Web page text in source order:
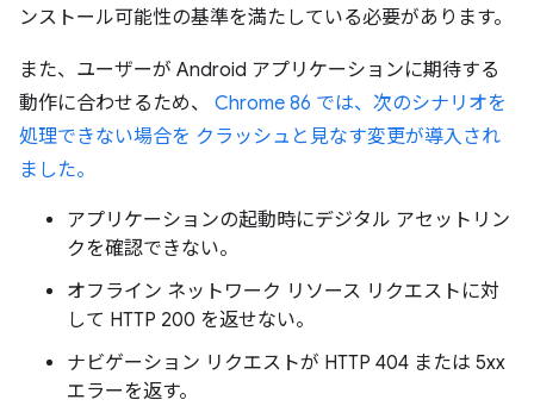
ンストール可能性の基準を満たしている必要があります。
また、ユーザーが Android アプリケーションに期待する
動作に合わせるため、 Chrome 86 では、次のシナリオを
処理できない場合を クラッシュと見なす変更が導入され
ました。
アプリケーションの起動時にデジタル アセットリン
クを確認できない。
オフライン ネットワーク リソース リクエストに対
して HTTP 200 を返せない。
ナビゲーション リクエストが HTTP 404 または 5xx
エラーを返す。